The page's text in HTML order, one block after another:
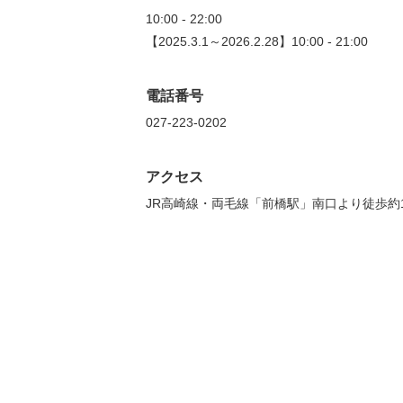
10:00 - 22:00
【2025.3.1～2026.2.28】10:00 - 21:00
電話番号
027-223-0202
アクセス
JR高崎線・両毛線「前橋駅」南口より徒歩